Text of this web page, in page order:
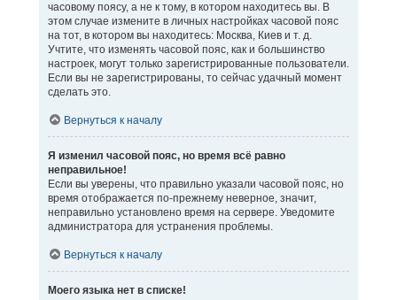
часовому поясу, а не к тому, в котором находитесь вы. В
этом случае измените в личных настройках часовой пояс
на тот, в котором вы находитесь: Москва, Киев и т. д.
Учтите, что изменять часовой пояс, как и большинство
настроек, могут только зарегистрированные пользователи.
Если вы не зарегистрированы, то сейчас удачный момент
сделать это.
Вернуться к началу
Я изменил часовой пояс, но время всё равно
неправильное!
Если вы уверены, что правильно указали часовой пояс, но
время отображается по-прежнему неверное, значит,
неправильно установлено время на сервере. Уведомите
администратора для устранения проблемы.
Вернуться к началу
Моего языка нет в списке!